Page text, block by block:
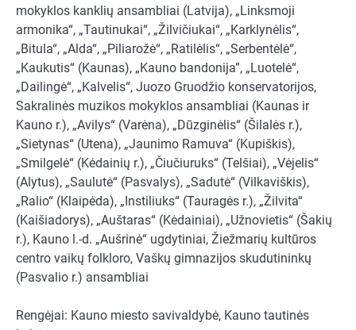
mokyklos kanklių ansambliai (Latvija), „Linksmoji
armonika“, „Tautinukai“, „Žilvičiukai“, „Karklynėlis“,
„Bitula“, „Alda“, „Piliarožė“, „Ratilėlis“, „Serbentėlė“,
„Kaukutis“ (Kaunas), „Kauno bandonija”, „Luotelė“,
„Dailingė“, „Kalvelis“, Juozo Gruodžio konservatorijos,
Sakralinės muzikos mokyklos ansambliai (Kaunas ir
Kauno r.), „Avilys“ (Varėna), „Dūzginėlis“ (Šilalės r.),
„Sietynas“ (Utena), „Jaunimo Ramuva“ (Kupiškis),
„Smilgelė“ (Kėdainių r.), „Čiučiuruks“ (Telšiai), „Vėjelis“
(Alytus), „Saulutė“ (Pasvalys), „Sadutė“ (Vilkaviškis),
„Ralio“ (Klaipėda), „Instiliuks“ (Tauragės r.), „Žilvita“
(Kaišiadorys), „Auštaras“ (Kėdainiai), „Užnovietis“ (Šakių
r.), Kauno l.-d. „Aušrinė“ ugdytiniai, Žiežmarių kultūros
centro vaikų folkloro, Vaškų gimnazijos skudutininkų
(Pasvalio r.) ansambliai
Rengėjai: Kauno miesto savivaldybė, Kauno tautinės